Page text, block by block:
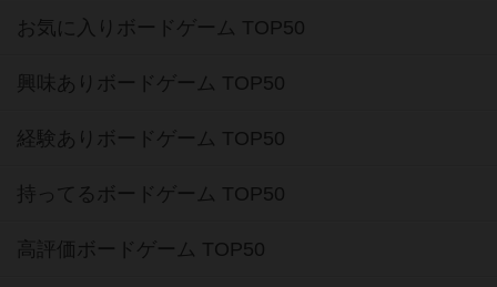
お気に入りボードゲーム TOP50
興味ありボードゲーム TOP50
経験ありボードゲーム TOP50
持ってるボードゲーム TOP50
高評価ボードゲーム TOP50